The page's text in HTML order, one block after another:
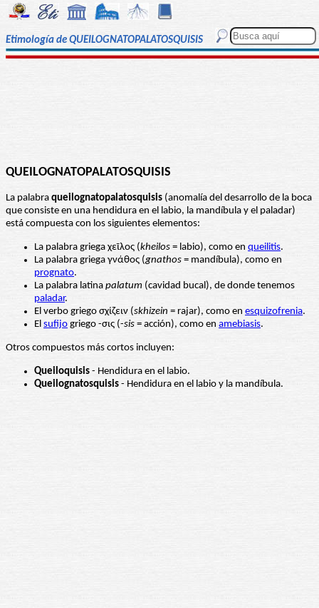
Etimología de QUEILOGNATOPALATOSQUISIS
QUEILOGNATOPALATOSQUISIS
La palabra queilognatopalatosquisis (anomalía del desarrollo de la boca
que consiste en una hendidura en el labio, la mandíbula y el paladar)
está compuesta con los siguientes elementos:
La palabra griega χεῖλος (kheilos = labio), como en queilitis.
La palabra griega γνάθος (gnathos = mandíbula), como en
prognato.
La palabra latina palatum (cavidad bucal), de donde tenemos
paladar.
El verbo griego σχίζειν (skhizein = rajar), como en esquizofrenia.
El sufijo griego -σις (-sis = acción), como en amebiasis.
Otros compuestos más cortos incluyen:
Queiloquisis - Hendidura en el labio.
Queilognatosquisis - Hendidura en el labio y la mandíbula.